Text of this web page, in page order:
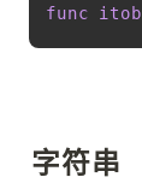
func
itob
字符串